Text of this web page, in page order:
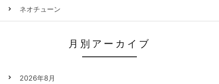
ネオチューン
月別アーカイブ
2026年8月